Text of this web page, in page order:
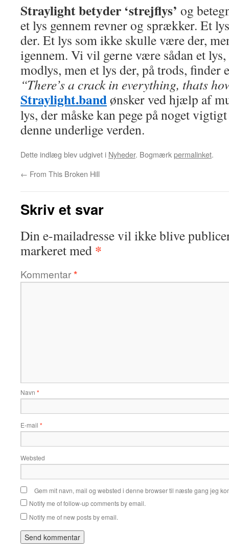
Straylight betyder ‘strejflys’ og
et lys gennem revner og sprækker. Et
der. Et lys som ikke skulle være der,
igennem. Vi vil gerne være sådan et
modlys, men et lys der, på trods, finder
“There’s a crack in everything, thats
Straylight.bandønsker ved hjælp af
lys, der måske kan pege på noget
denne underlige verden.
Dette indlæg blev udgivet i Nyheder. Bogmærkpermalinket.
← From This Broken Hill
Skriv et svar
Din e-mailadresse vil ikke blive
markeret med *
Kommentar*
Navn *
E-mail *
Websted
Gem mit navn, mail og websted i denne browser til næste gang jeg
Notify me of follow-up comments by email.
Notify me of new posts by email.